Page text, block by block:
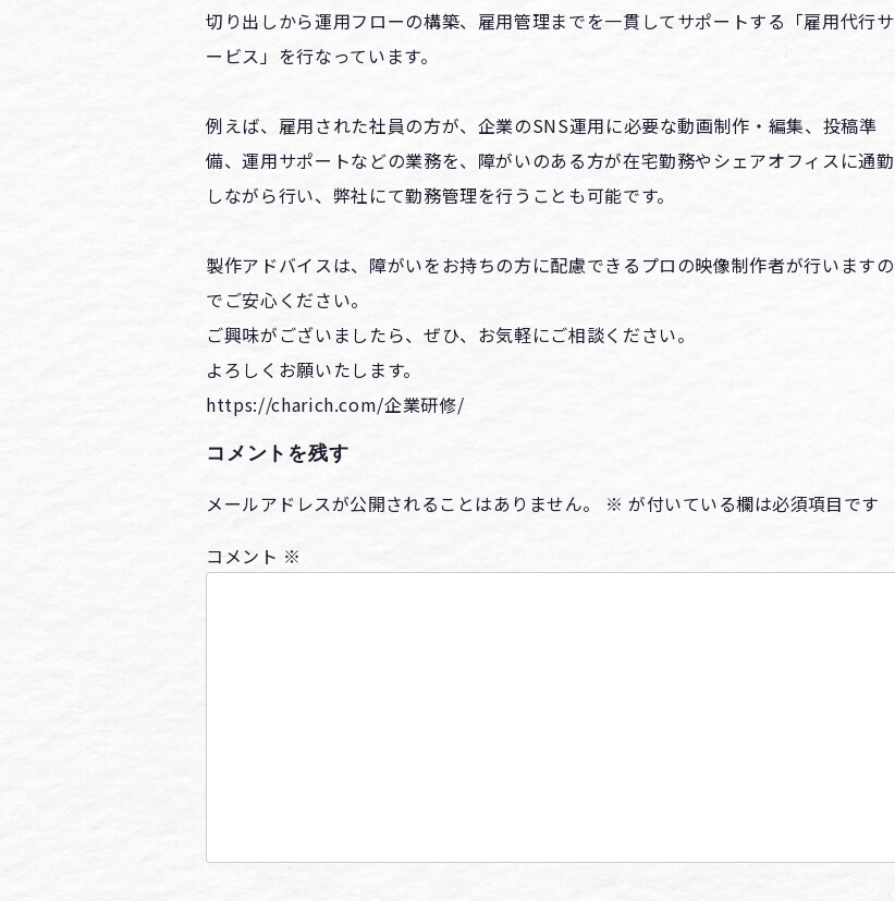
切り出しから運用フローの構築、雇用管理までを一貫してサポートする「雇用代行サ
ービス」を行なっています。
例えば、雇用された社員の方が、企業のSNS運用に必要な動画制作・編集、投稿準
備、運用サポートなどの業務を、障がいのある方が在宅勤務やシェアオフィスに通勤
しながら行い、弊社にて勤務管理を行うことも可能です。
製作アドバイスは、障がいをお持ちの方に配慮できるプロの映像制作者が行いますの
でご安心ください。
ご興味がございましたら、ぜひ、お気軽にご相談ください。
よろしくお願いたします。
https://charich.com/企業研修/
コメントを残す
メールアドレスが公開されることはありません。 ※ が付いている欄は必須項目です
コメント ※